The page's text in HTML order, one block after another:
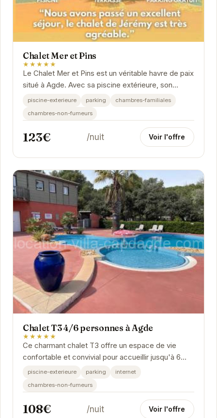
Chalet Mer et Pins
★★★★★
Le Chalet Mer et Pins est un véritable havre de paix
situé à Agde. Avec sa piscine extérieure, son
parking et ses chambres familiales...
piscine-exterieure parking
chambres-familiales
chambres-non-fumeurs
123€ /nuit Voir l'offre
Chalet T3 4/6 personnes à Agde
★★★★★
Ce charmant chalet T3 offre un espace de vie
confortable et convivial pour accueillir jusqu'à 6
personnes. Idéalement situé à Agde, il permet de...
piscine-exterieure parking
internet
chambres-non-fumeurs
108€ /nuit Voir l'offre